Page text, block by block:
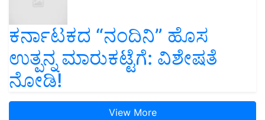
ಕರ್ನಾಟಕದ “ನಂದಿನಿ” ಹೊಸ
ಉತ್ಪನ್ನ ಮಾರುಕಟ್ಟೆಗೆ: ವಿಶೇಷತೆ
ನೋಡಿ!
View More